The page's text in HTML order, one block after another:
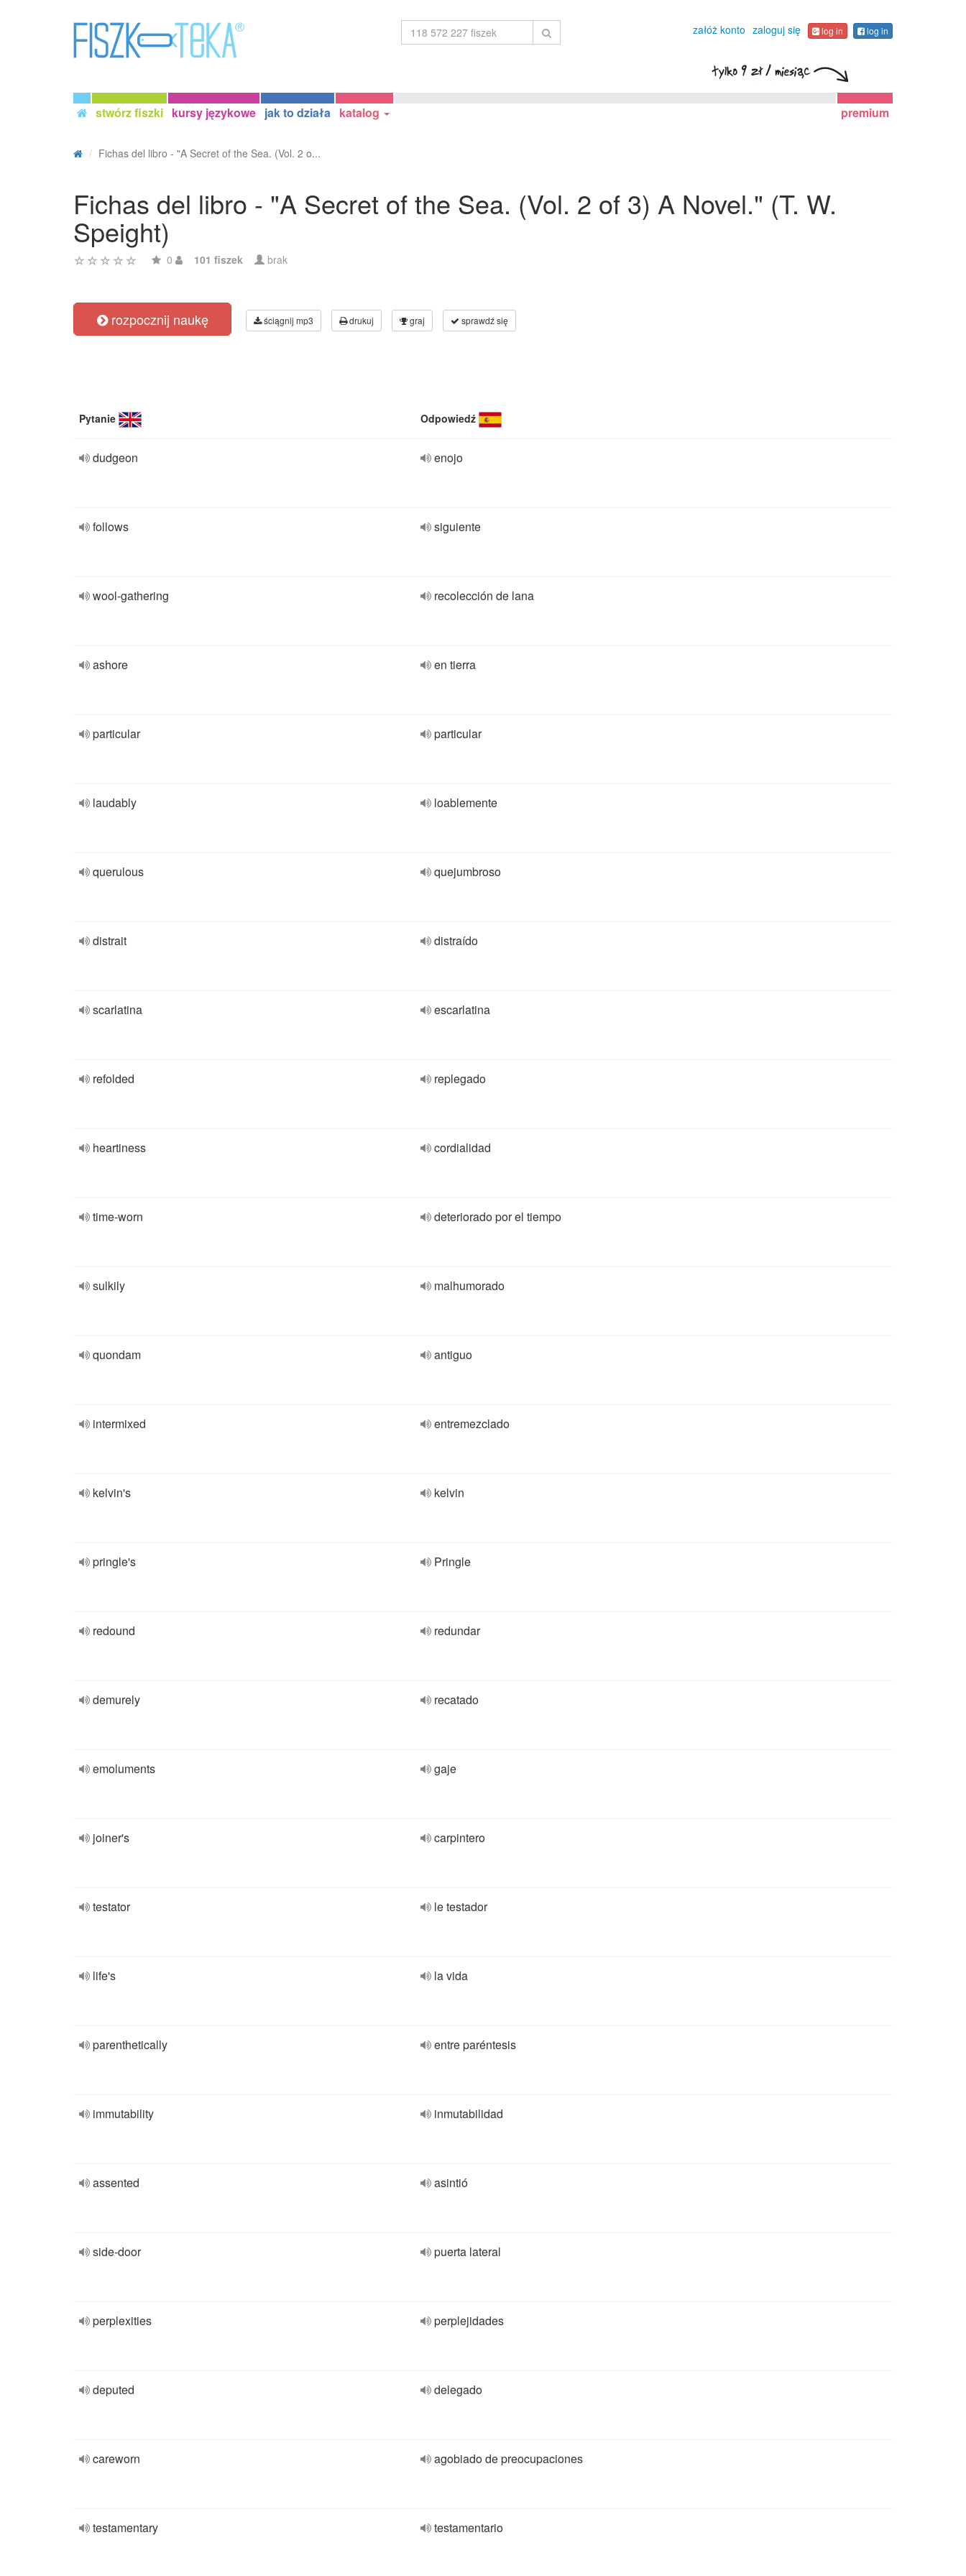
załóż konto zaloguj się log in log in
stwórz fiszki kursy językowe jak to działa katalog premium
Fichas del libro - "A Secret of the Sea. (Vol. 2 o...
Fichas del libro - "A Secret of the Sea. (Vol. 2 of 3) A Novel." (T. W.
Speight)
0 101 fiszek brak
rozpocznij naukę ściągnij mp3 drukuj graj sprawdź się
Pytanie Odpowiedź
dudgeon enojo
follows siguiente
wool-gathering recolección de lana
ashore en tierra
particular particular
laudably loablemente
querulous quejumbroso
distrait distraído
scarlatina escarlatina
refolded replegado
heartiness cordialidad
time-worn deteriorado por el tiempo
sulkily malhumorado
quondam antiguo
intermixed entremezclado
kelvin's kelvin
pringle's Pringle
redound redundar
demurely recatado
emoluments gaje
joiner's carpintero
testator le testador
life's la vida
parenthetically entre paréntesis
immutability inmutabilidad
assented asintió
side-door puerta lateral
perplexities perplejidades
deputed delegado
careworn agobiado de preocupaciones
testamentary testamentario